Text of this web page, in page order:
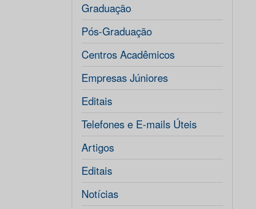
Graduação
Pós-Graduação
Centros Acadêmicos
Empresas Júniores
Editais
Telefones e E-mails Úteis
Artigos
Editais
Notícias